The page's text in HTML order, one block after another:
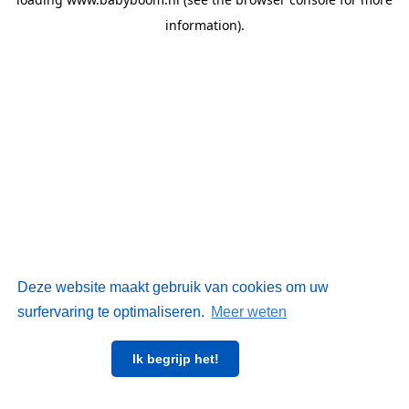
Deze website maakt gebruik van cookies om uw
surfervaring te optimaliseren. Meer weten
Ik begrijp het!
information).